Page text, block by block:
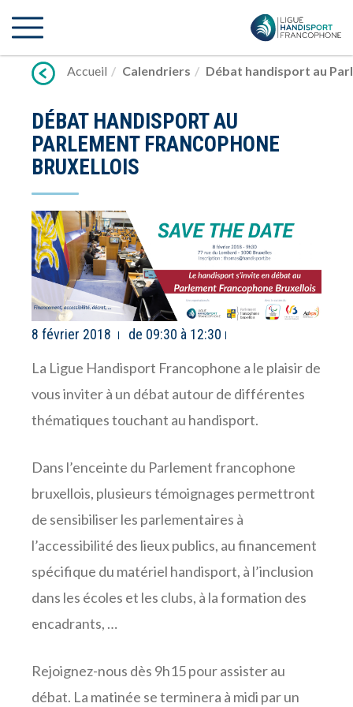
vers
Accueil
Calendriers Débat handisport au
DÉBAT HANDISPORT AU
PARLEMENT FRANCOPHONE
BRUXELLOIS
8 février 2018 de 09:30 à 12:30
La Ligue Handisport Francophone a le plaisir de
vous inviter à un débat autour de différentes
thématiques touchant au handisport.
Dans l’enceinte du Parlement francophone
bruxellois, plusieurs témoignages permettront
de sensibiliser les parlementaires à
l’accessibilité des lieux publics, au financement
spécifique du matériel handisport, à l’inclusion
dans les écoles et les clubs, à la formation des
encadrants, …
Rejoignez-nous dès 9h15 pour assister au
débat. La matinée se terminera à midi par un